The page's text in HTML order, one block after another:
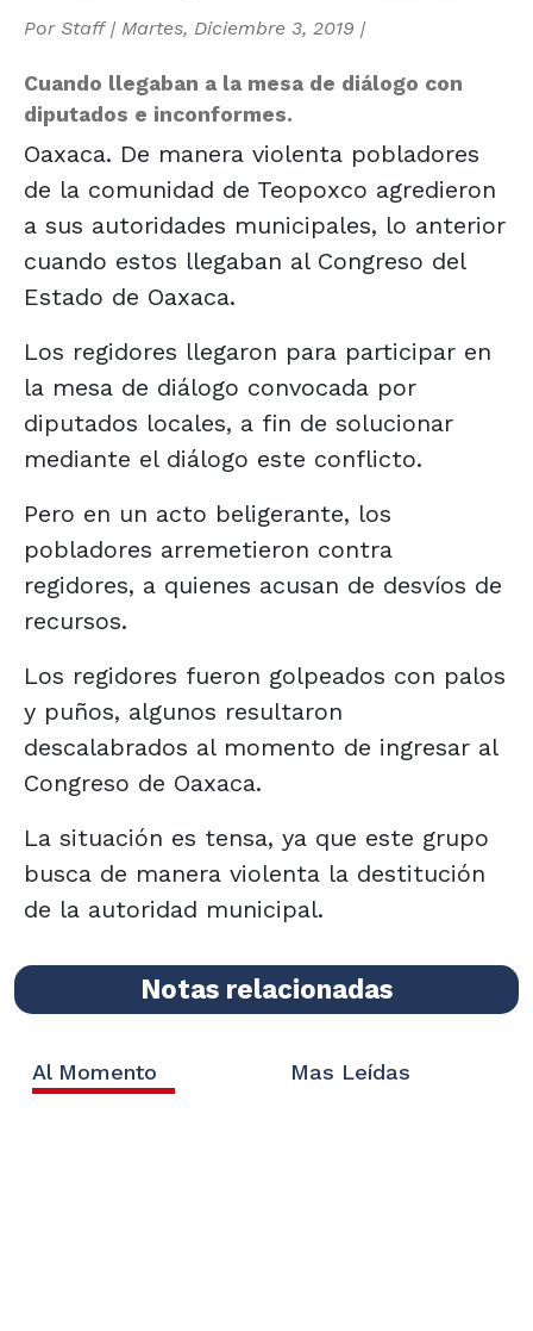
Por Staff| Martes, Diciembre 3, 2019 |
Cuando llegaban a la mesa de diálogo con
diputados e inconformes.
Oaxaca. De manera violenta pobladores
de la comunidad de Teopoxco agredieron
a sus autoridades municipales, lo anterior
cuando estos llegaban al Congreso del
Estado de Oaxaca.
Los regidores llegaron para participar en
la mesa de diálogo convocada por
diputados locales, a fin de solucionar
mediante el diálogo este conflicto.
Pero en un acto beligerante, los
pobladores arremetieron contra
regidores, a quienes acusan de desvíos de
recursos.
Los regidores fueron golpeados con palos
y puños, algunos resultaron
descalabrados al momento de ingresar al
Congreso de Oaxaca.
La situación es tensa, ya que este grupo
busca de manera violenta la destitución
de la autoridad municipal.
Notas relacionadas
Al Momento Mas Leídas